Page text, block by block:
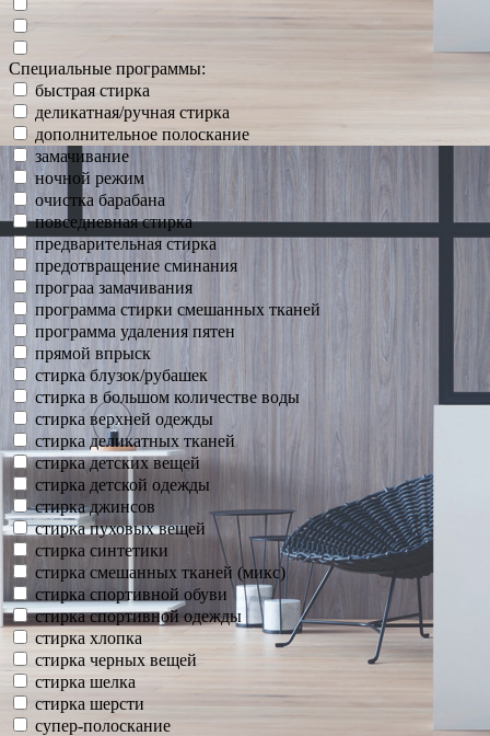
Специальные программы:
быстрая стирка
деликатная/ручная стирка
дополнительное полоскание
замачивание
ночной режим
очистка барабана
повседневная стирка
предварительная стирка
предотвращение сминания
програа замачивания
программа стирки смешанных тканей
программа удаления пятен
прямой впрыск
стирка блузок/рубашек
стирка в большом количестве воды
стирка верхней одежды
стирка деликатных тканей
стирка детских вещей
стирка детской одежды
стирка джинсов
стирка пуховых вещей
стирка синтетики
стирка смешанных тканей (микс)
стирка спортивной обуви
стирка спортивной одежды
стирка хлопка
стирка черных вещей
стирка шелка
стирка шерсти
супер-полоскание